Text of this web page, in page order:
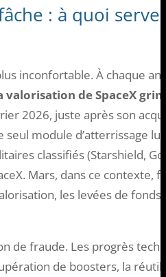
: à quoi
inconfortable. À chaque
valorisation de SpaceX
2026, juste après son
seul module d’atterrissage
classifiés (Starshield,
Mars, dans ce contexte,
les levées de
de fraude. Les progrès
de boosters, la